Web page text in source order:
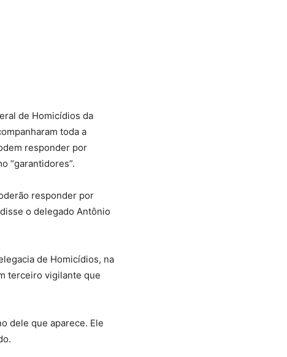
de Homicídios da
toda a
responder por
“garantidores”.
responder por
o delegado Antônio
de Homicídios, na
terceiro vigilante que
dele que aparece. Ele